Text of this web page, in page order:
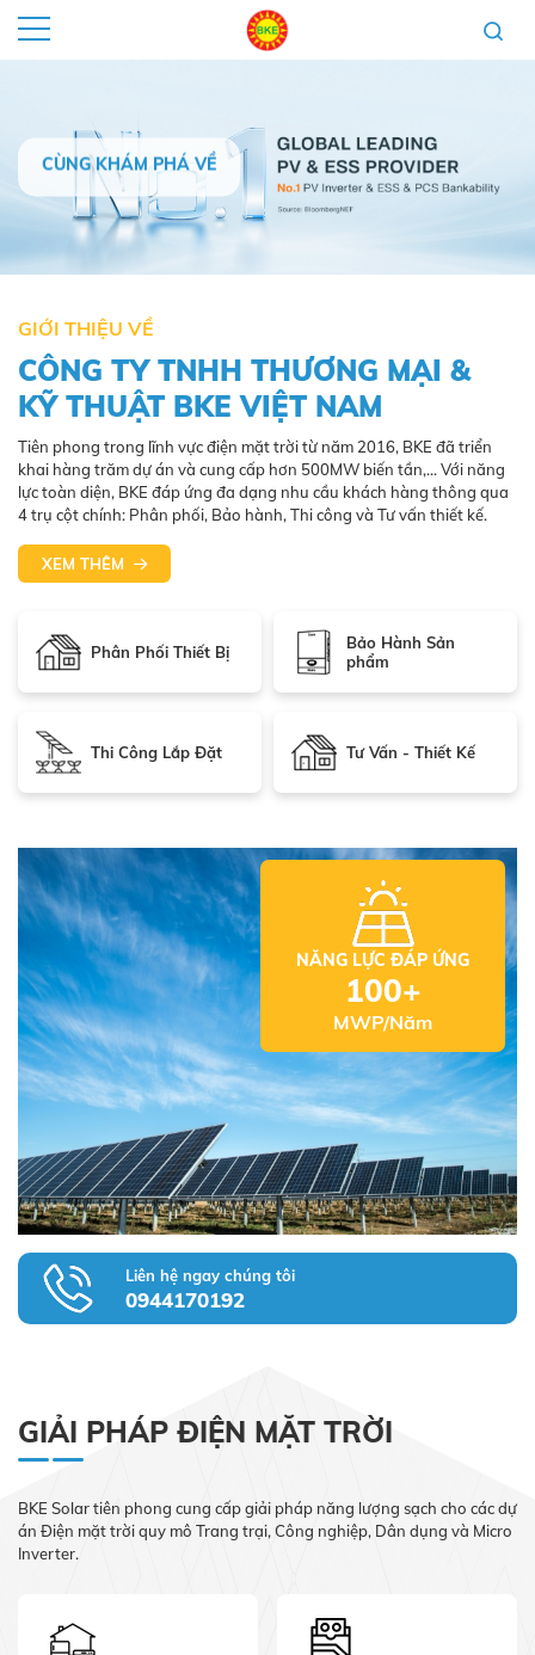
CÙNG KHÁM PHÁ VỀ
GIỚI THIỆU VỀ
CÔNG TY TNHH THƯƠNG MẠI &
KỸ THUẬT BKE VIỆT NAM
Tiên phong trong lĩnh vực điện mặt trời từ năm 2016, BKE đã triển
khai hàng trăm dự án và cung cấp hơn 500MW biến tần,... Với năng
lực toàn diện, BKE đáp ứng đa dạng nhu cầu khách hàng thông qua
4 trụ cột chính: Phân phối, Bảo hành, Thi công và Tư vấn thiết kế.
XEM THÊM
Phân Phối Thiết Bị
Bảo Hành Sản
phẩm
Thi Công Lắp Đặt Tư Vấn - Thiết Kế
Liên hệ ngay chúng tôi
0944170192
NĂNG LỰC ĐÁP ỨNG
100+
MWP/Năm
GIẢI PHÁP ĐIỆN MẶT TRỜI
BKE Solar tiên phong cung cấp giải pháp năng lượng sạch cho các dự
án Điện mặt trời quy mô Trang trại, Công nghiệp, Dân dụng và Micro
Inverter.